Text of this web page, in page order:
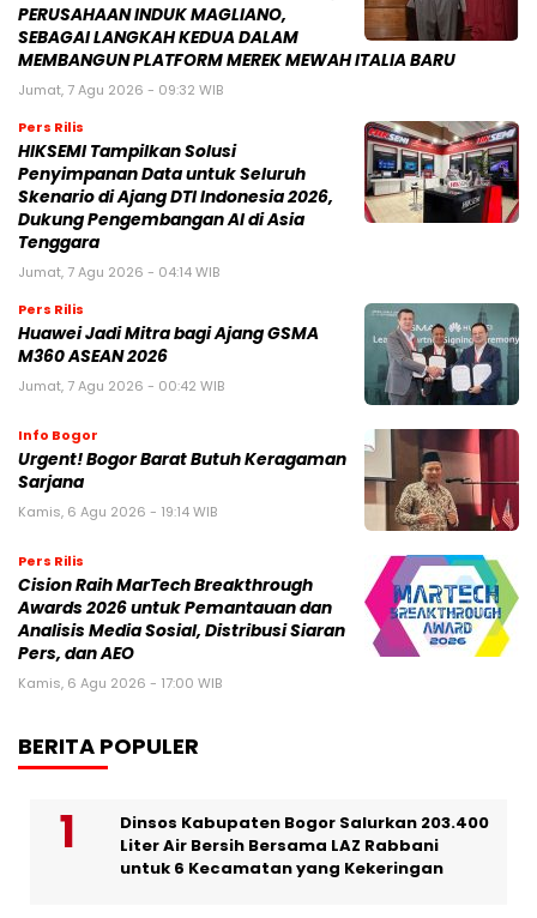
PERUSAHAAN INDUK MAGLIANO,
SEBAGAI LANGKAH KEDUA DALAM
MEMBANGUN PLATFORM MEREK MEWAH ITALIA BARU
Jumat, 7 Agu 2026 - 09:32 WIB
Pers Rilis
HIKSEMI Tampilkan Solusi
Penyimpanan Data untuk Seluruh
Skenario di Ajang DTI Indonesia 2026,
Dukung Pengembangan AI di Asia
Tenggara
Jumat, 7 Agu 2026 - 04:14 WIB
Pers Rilis
Huawei Jadi Mitra bagi Ajang GSMA
M360 ASEAN 2026
Jumat, 7 Agu 2026 - 00:42 WIB
Info Bogor
Urgent! Bogor Barat Butuh Keragaman
Sarjana
Kamis, 6 Agu 2026 - 19:14 WIB
Pers Rilis
Cision Raih MarTech Breakthrough
Awards 2026 untuk Pemantauan dan
Analisis Media Sosial, Distribusi Siaran
Pers, dan AEO
Kamis, 6 Agu 2026 - 17:00 WIB
BERITA POPULER
Dinsos Kabupaten Bogor Salurkan 203.400
Liter Air Bersih Bersama LAZ Rabbani
untuk 6 Kecamatan yang Kekeringan